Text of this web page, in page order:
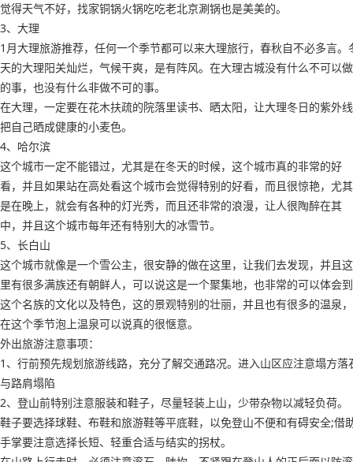
觉得天气不好，找家铜锅火锅吃吃老北京涮锅也是美美的。
3、大理
1月大理旅游推荐，任何一个季节都可以来大理旅行，春秋自不必多言。
天的大理阳关灿烂，气候干爽，是有阵风。在大理古城没有什么不可以做
的事，也没有什么非做不可的事。
在大理，一定要在花木扶疏的院落里读书、晒太阳，让大理冬日的紫外线
把自己晒成健康的小麦色。
4、哈尔滨
这个城市一定不能错过，尤其是在冬天的时候，这个城市真的非常的好
看，并且如果站在高处看这个城市会觉得特别的好看，而且很惊艳，尤其
是在晚上，就会有各种的灯光秀，而且还非常的浪漫，让人很陶醉在其
中，并且这个城市每年还有特别大的冰雪节。
5、长白山
这个城市就像是一个雪公主，很安静的做在这里，让我们去发现，并且这
里有很多满族还有朝鲜人，可以说这是一个聚集地，也非常的可以体会到
这个名族的文化以及特色，这的景观特别的壮丽，并且也有很多的温泉，
在这个季节泡上温泉可以说真的很惬意。
外出旅游注意事项：
1、行前预先规划旅游线路，充分了解交通路况。进入山区应注意塌方落
与路肩塌陷
2、登山前特别注意服装和鞋子，尽量轻装上山，少带杂物以减轻负荷。
鞋子要选择球鞋、布鞋和旅游鞋等平底鞋，以免登山不便和有碍安全;借
手掌要注意选择长短、轻重合适与结实的拐杖。